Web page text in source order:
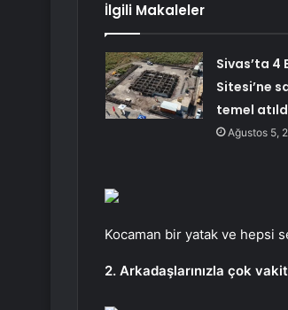
İlgili Makaleler
Sivas’ta 4
Sitesi’ne
temel
Ağustos 5,
Kocaman bir yatak ve hepsi
2. Arkadaşlarınızla çok